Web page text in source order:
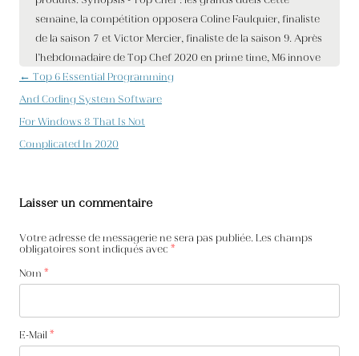
Navigation des articles
← Top 6 Essential Programming
And Coding System Software
For Windows 8 That Is Not
Complicated In 2020
Laisser un commentaire
Votre adresse de messagerie ne sera pas publiée. Les champs
obligatoires sont indiqués avec *
Nom *
E-Mail *